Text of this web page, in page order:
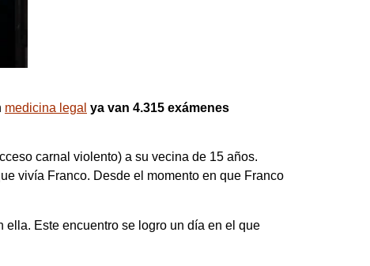
medicina legal ya van 4.315 exámenes
carnal violento) a su vecina de 15 años.
vivía Franco. Desde el momento en que Franco
Este encuentro se logro un día en el que